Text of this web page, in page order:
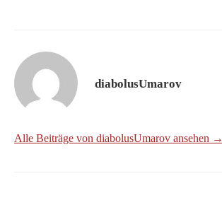
diabolusUmarov
Alle Beiträge von diabolusUmarov ansehen →